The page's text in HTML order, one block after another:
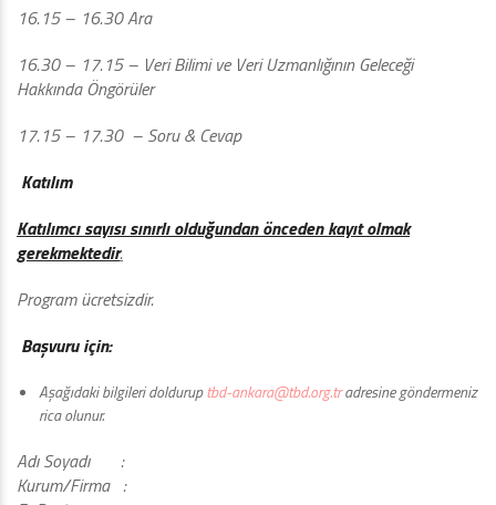
16.15 – 16.30 Ara
16.30 – 17.15 – Veri Bilimi ve Veri Uzmanlığının Geleceği
Hakkında Öngörüler
17.15 – 17.30 – Soru & Cevap
Katılım
Katılımcı sayısı sınırlı olduğundan önceden kayıt olmak
gerekmektedir.
Program ücretsizdir.
Başvuru için:
Aşağıdaki bilgileri dolduruptbd-ankara@tbd.org.tradresine göndermeniz
rica olunur.
Adı Soyadı :
Kurum/Firma :